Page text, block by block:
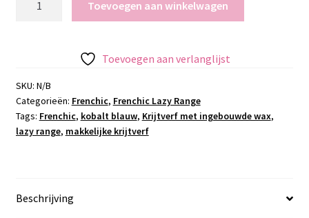
Toevoegen aan winkelwagen
Toevoegen aan verlanglijst
SKU: N/B
Categorieën: Frenchic, Frenchic Lazy Range
Tags: Frenchic, kobalt blauw, Krijtverf met ingebouwde wax,
lazy range, makkelijke krijtverf
Beschrijving